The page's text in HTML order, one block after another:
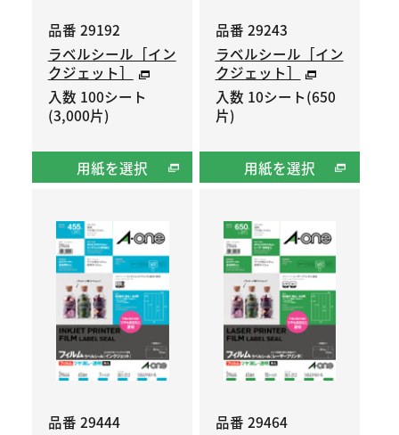
品番 29192
ラベルシール［イン
クジェット］
入数 100シート
(3,000片)
用紙を選択
品番 29243
ラベルシール［イン
クジェット］
入数 10シート(650
片)
用紙を選択
品番 29444
品番 29464